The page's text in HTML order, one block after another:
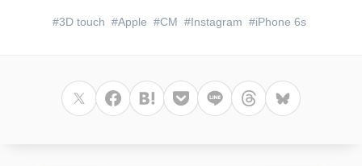
3D touch Apple CM Instagram iPhone 6s